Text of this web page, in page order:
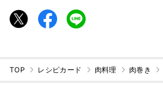
TOP レシピカード 肉料理 肉巻き